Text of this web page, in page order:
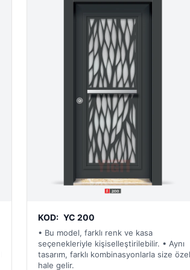
KOD: YC 200
• Bu model, farklı renk ve kasa
seçenekleriyle kişiselleştirilebilir. • Aynı
tasarım, farklı kombinasyonlarla size özel
hale gelir.